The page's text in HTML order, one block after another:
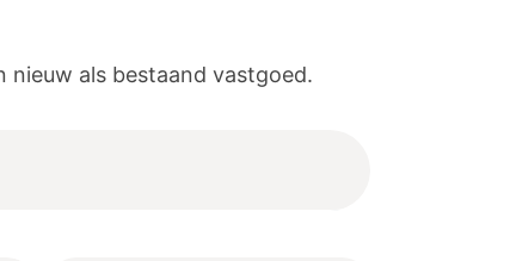
als bestaand vastgoed.